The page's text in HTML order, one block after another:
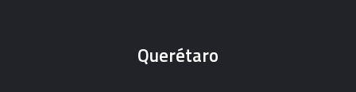
Querétaro